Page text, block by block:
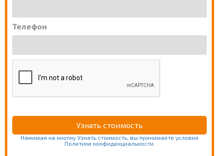
Телефон
Нажимая на кнопку Узнать стоимость, вы принимаете условия
Политики конфиденциальности.